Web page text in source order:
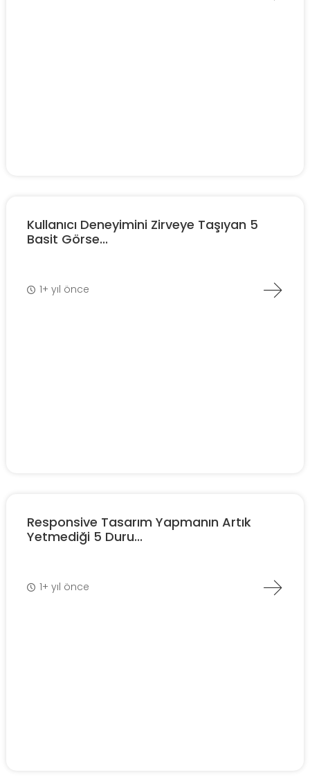
Kullanıcı Deneyimini Zirveye Taşıyan 5
Basit Görse...
1+ yıl önce
Responsive Tasarım Yapmanın Artık
Yetmediği 5 Duru...
1+ yıl önce